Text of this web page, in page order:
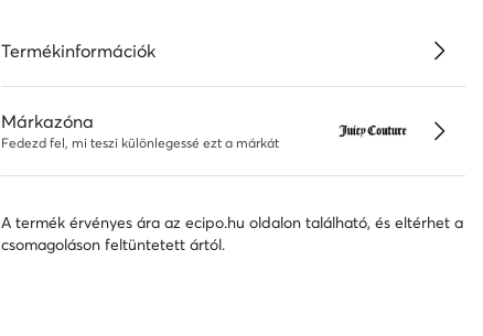
Termékinformációk
Márkazóna
Fedezd fel, mi teszi különlegessé ezt a márkát
A termék érvényes ára az ecipo.hu oldalon található, és eltérhet a
csomagoláson feltüntetett ártól.